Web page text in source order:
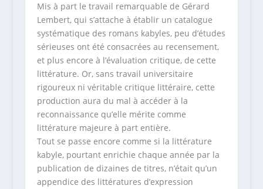
Mis à part le travail remarquable de Gérard
Lembert, qui s’attache à établir un catalogue
systématique des romans kabyles, peu d’études
sérieuses ont été consacrées au recensement,
et plus encore à l’évaluation critique, de cette
littérature. Or, sans travail universitaire
rigoureux ni véritable critique littéraire, cette
production aura du mal à accéder à la
reconnaissance qu’elle mérite comme
littérature majeure à part entière.
Tout se passe encore comme si la littérature
kabyle, pourtant enrichie chaque année par la
publication de dizaines de titres, n’était qu’un
appendice des littératures d’expression